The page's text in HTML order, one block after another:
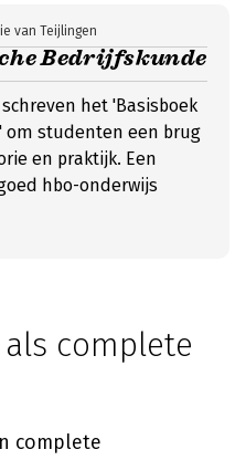
Bedrijfskunde
van Teijlingen
het 'Basisboek
om studenten een brug
en praktijk. Een
hbo-onderwijs
complete
complete